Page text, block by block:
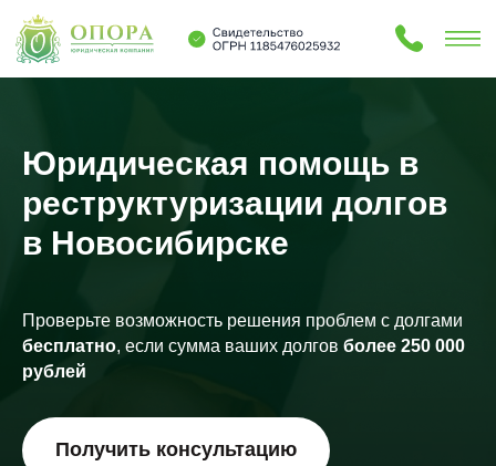
Услуги Блог О нас Контакты
Услуги Блог О нас Контакты
Юридическая помощь в
реструктуризации долгов
в Новосибирске
Проверьте возможность решения проблем с долгами
бесплатно, если сумма ваших долгов более 250 000
рублей
Получить консультацию